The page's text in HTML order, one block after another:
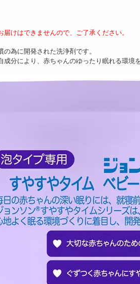
けはできませんので、ご了承ください。
為に開発された洗浄剤です。
成分により、赤ちゃんのゆったり眠れる環境